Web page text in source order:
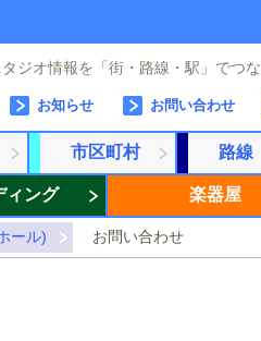
ジオ情報を「街・路線・駅」でつ
お問い合わせ
お知らせ
市区町村 路線
ィング 楽器屋
ール) お問い合わせ